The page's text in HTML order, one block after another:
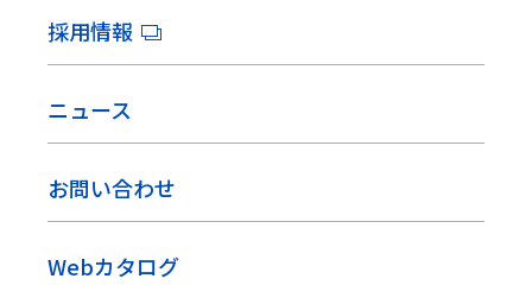
採用情報
ニュース
お問い合わせ
Webカタログ